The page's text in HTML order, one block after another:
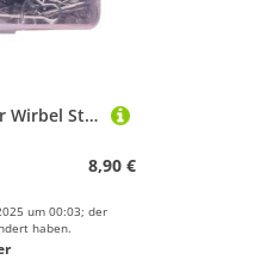
50 Stück Angelfässer Wirbel Steckverbinder Pin für Salzwasser und Süßwasser
8,90 €
um 00:03; der
haben.